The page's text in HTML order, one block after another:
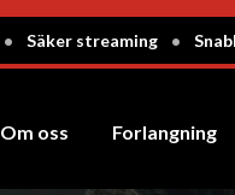
• Säker streaming •
Om oss Forlangning